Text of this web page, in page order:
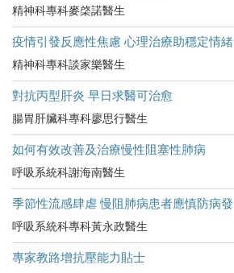
精神科專科麥棨諾醫生
疫情引發反應性焦慮 心理治療助穩定情緒
精神科專科談家樂醫生
對抗丙型肝炎 早日求醫可治愈
腸胃肝臟科專科廖思行醫生
如何有效改善及治療慢性阻塞性肺病
呼吸系統科謝海南醫生
季節性流感肆虐 慢阻肺病患者應慎防病發
呼吸系統科專科黃永政醫生
專家教路增抗壓能力貼士